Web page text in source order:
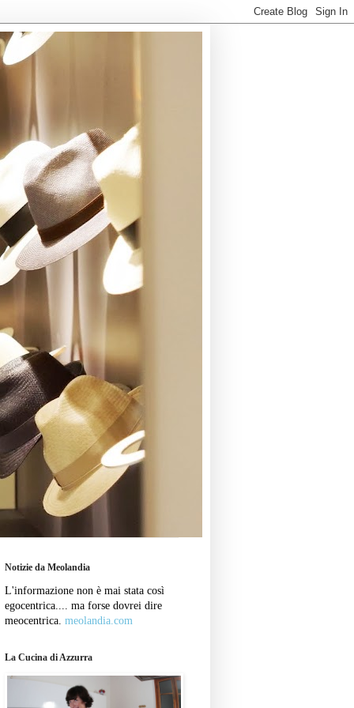
Notizie da Meolandia
L'informazione non è mai stata così
egocentrica.... ma forse dovrei dire
meocentrica. meolandia.com
La Cucina di Azzurra